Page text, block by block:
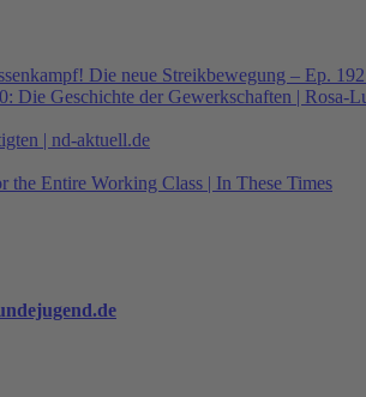
Die neue Streikbewegung – Ep.
Die Geschichte der Gewerkschaften | Rosa-
| nd-aktuell.de
the Entire Working Class | In These Times